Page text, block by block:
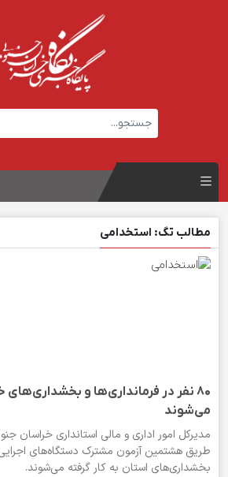
مطالب تگ: استخدامی
۸۰ نفر در فرمانداری‌ها و
می‌شوند
طریق هشتمین آزمون مشترک دستگاه‌های اجرایی
بخشداری‌های استان به کار گرفته می‌شوند.